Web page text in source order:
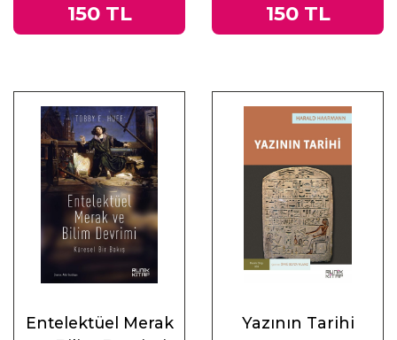
150 TL 150 TL
Entelektüel Merak
Yazının Tarihi